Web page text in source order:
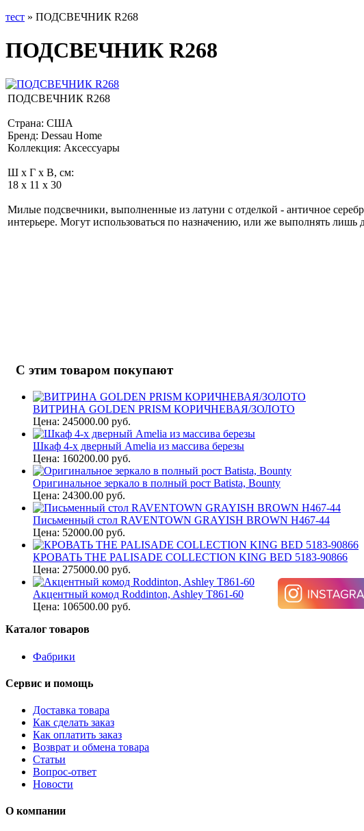
тест » ПОДСВЕЧНИК R268
ПОДСВЕЧНИК R268
ПОДСВЕЧНИК R268
Страна: США
Бренд: Dessau Home
Коллекция: Аксессуары
Ш x Г x В, см:
18 x 11 x 30
Милые подсвечники, выполненные из латуни с отделкой - античное
интерьере. Могут использоваться по назначению, или же выполнять
С этим товаром покупают
ВИТРИНА GOLDEN PRISM КОРИЧНЕВАЯ/ЗОЛОТО
Цена: 245000.00 руб.
Шкаф 4-х дверный Amelia из массива березы
Цена: 160200.00 руб.
Оригинальное зеркало в полный рост Batista, Bounty
Цена: 24300.00 руб.
Письменный стол RAVENTOWN GRAYISH BROWN H467-44
Цена: 52000.00 руб.
КРОВАТЬ THE PALISADE COLLECTION KING BED 5183-90866
Цена: 275000.00 руб.
Акцентный комод Roddinton, Ashley T861-60
Цена: 106500.00 руб.
Каталог товаров
Фабрики
Сервис и помощь
Доставка товара
Как сделать заказ
Как оплатить заказ
Возврат и обмена товара
Статьи
Вопрос-ответ
Новости
О компании